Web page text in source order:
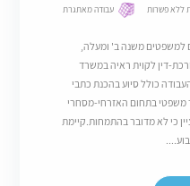
עבודה מאתגרת
משנה ב' ומעלה,
לקוית ראיה במשרד
סיוע בהכנת כתבי
בתחום האזרחי-מסחרי
מדובר בהתמחות.קיימת